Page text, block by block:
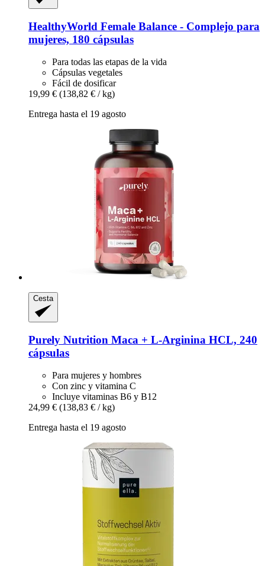
HealthyWorld Female Balance -​ Complejo para
mujeres, 180 cápsulas
Para todas las etapas de la vida
Cápsulas vegetales
Fácil de dosificar
19,99 € (138,82 € / kg)
Entrega hasta el 19 agosto
Cesta
Purely Nutrition Maca + L-​Arginina HCL, 240
cápsulas
Para mujeres y hombres
Con zinc y vitamina C
Incluye vitaminas B6 y B12
24,99 € (138,83 € / kg)
Entrega hasta el 19 agosto